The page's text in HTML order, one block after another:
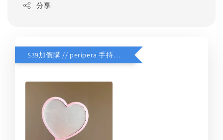
分享
$39加價購 // peripera 手持化妝鏡